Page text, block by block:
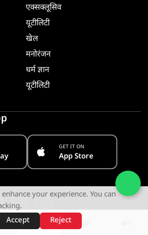
एक्सक्लूसिव
यूटीलिटी
खेल
मनोरंजन
धर्म ज्ञान
यूटीलिटी
GET IT ON
App Store
Notified
your experience. You can
Accept
Reject